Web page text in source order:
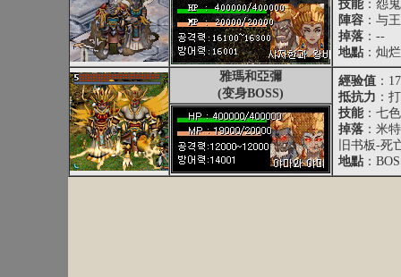
技能：怨
陣容 ：与
掉落 ：--
地點 ：灿
雅瑪和亞彌
(变身BOSS)
經验值 ：
抵抗力 ：
技能：七
掉落 ：米
旧书板-死
地點 ：